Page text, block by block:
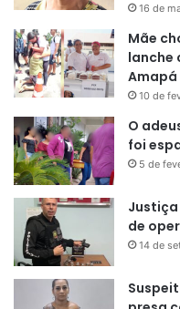
16 de
Mãe
lanche
Amapá
10 de
O
foi
5 de
de
14 de